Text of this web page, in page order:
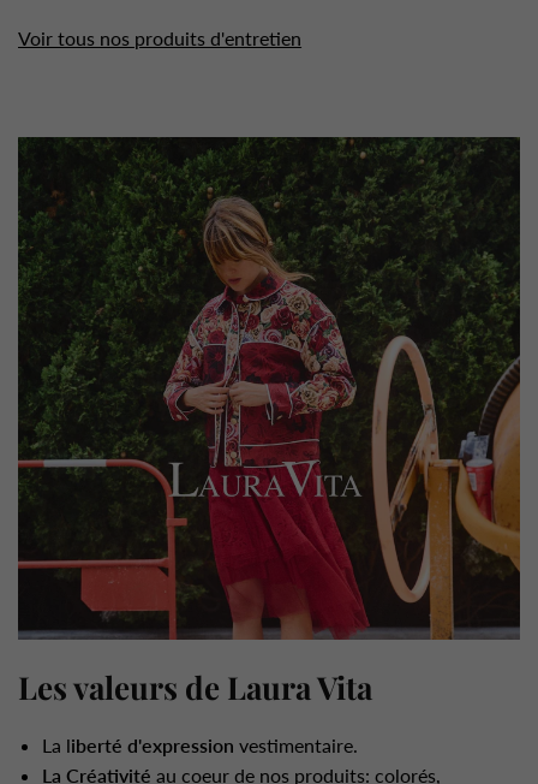
Voir tous nos produits d'entretien
Les valeurs de Laura Vita
La liberté d'expression vestimentaire.
La Créativité au coeur de nos produits: colorés,